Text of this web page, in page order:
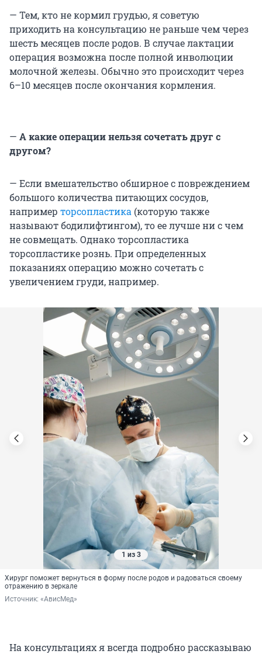
— Тем, кто не кормил грудью, я советую
приходить на консультацию не раньше чем через
шесть месяцев после родов. В случае лактации
операция возможна после полной инволюции
молочной железы. Обычно это происходит через
6–10 месяцев после окончания кормления.
— А какие операции нельзя сочетать друг с
другом?
— Если вмешательство обширное с повреждением
большого количества питающих сосудов,
например торсопластика (которую также
называют бодилифтингом), то ее лучше ни с чем
не совмещать. Однако торсопластика
торсопластике рознь. При определенных
показаниях операцию можно сочетать с
увеличением груди, например.
1 из 3
Хирург поможет вернуться в форму после родов и радоваться своему
отражению в зеркале
Источник: «АвисМед»
На консультациях я всегда подробно рассказываю